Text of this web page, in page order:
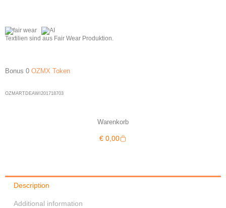
Textilien sind aus Fair Wear Produktion.
Bonus 0 OZMX Token
OZMARTDEAWI201718703
Warenkorb
€ 0,00Warenkorb
Description
Additional information